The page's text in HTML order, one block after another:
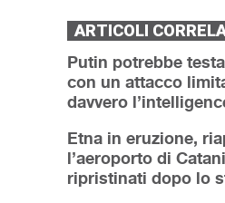
ARTICOLI
Putin potrebbe
con un attacco
davvero
Etna in eruzione,
l’aeroporto di
ripristinati dopo lo